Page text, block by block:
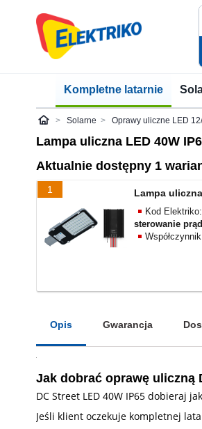
Kompletne latarnie
ElektrikoSolarne Oprawy uliczne LED
Lampa uliczna LED 40W
Aktualnie dostępny 1
1 Lampa
Kod Elektriko:
sterowanie
Opis Gwarancja
Jak dobrać oprawę uliczną
DC Street LED 40W IP65 dobieraj
Jeśli klient oczekuje kompletnej